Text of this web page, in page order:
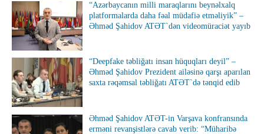
“Azərbaycanın milli maraqlarını beynəlxalq
platformalarda daha fəal müdafiə etməliyik” –
Əhməd Şahidov ATƏT`dən videomüraciət yayıb
“Deepfake təbliğatı insan hüquqları deyil” –
Əhməd Şahidov Prezident ailəsinə qarşı aparılan
saxta rəqəmsal təbliğatı ATƏT`də tənqid edib
Əhməd Şahidov ATƏT-in Varşava konfransında
erməni revanşistlərə cavab verib: “Müharibə